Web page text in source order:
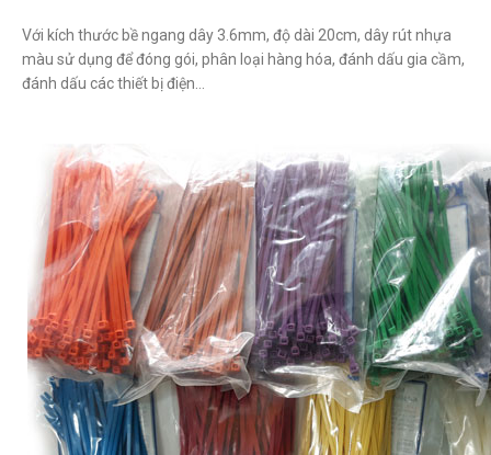
Với kích thước bề ngang dây 3.6mm, độ dài 20cm, dây rút nhựa
màu sử dụng để đóng gói, phân loại hàng hóa, đánh dấu gia cầm,
đánh dấu các thiết bị điện…